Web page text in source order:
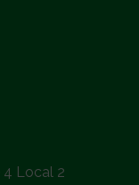
4 Local 2